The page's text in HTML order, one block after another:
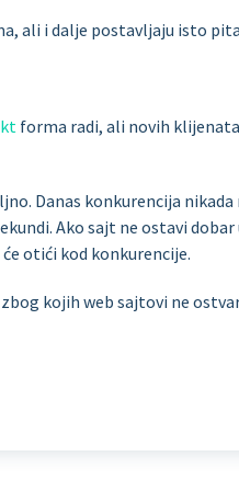
ali i dalje postavljaju isto
forma radi, ali novih
Danas konkurencija nikada
Ako sajt ne ostavi dobar
otići kod konkurencije.
kojih web sajtovi ne